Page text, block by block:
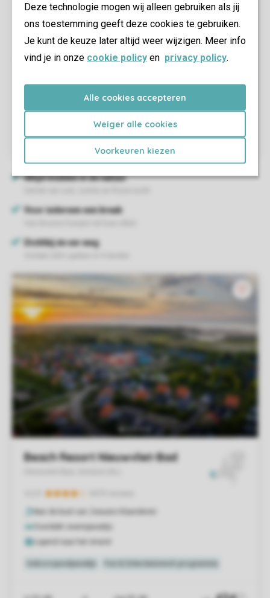
Deze technologie mogen wij alleen gebruiken als jij
ons toestemming geeft deze cookies te gebruiken.
Je kunt de keuze later altijd weer wijzigen. Meer info
vind je in onze cookie policy en privacy policy.
Alle cookies accepteren
Weiger alle cookies
Voorkeuren kiezen